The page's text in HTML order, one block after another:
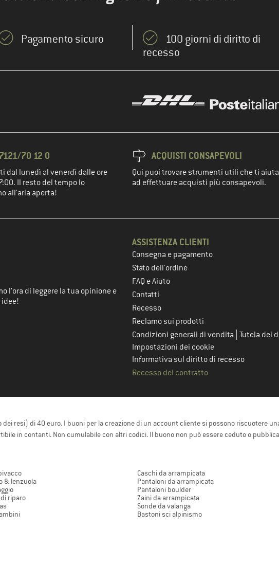
Pagamento sicuro
100 giorni di diritto di
recesso
70 12 0
dal lunedì al venerdì dalle ore
Il resto del tempo lo
all'aria aperta!
ACQUISTI CONSAPEVOLI
Qui puoi trovare strumenti utili che ti
ad effettuare acquisti più consapevoli.
nel passaggio successivo
l'ora di leggere la tua opinione e
ASSISTENZA CLIENTI
Consegna e pagamento
Stato dell’ordine
FAQ e Aiuto
Contatti
Recesso
Reclamo sui prodotti
Condizioni generali di vendita Tutela dei
Impostazioni dei cookie
Informativa sul diritto di recesso
Recesso del contratto
resi) di 40 euro. I buoni per la creazione di un account cliente si possono riscuotere
in contanti. Non cumulabile con altri codici. Il buono non può essere ceduto o
& lenzuola
riparo
Caschi da arrampicata
Pantaloni da arrampicata
Pantaloni boulder
Zaini da arrampicata
Sonde da valanga
Bastoni sci alpinismo